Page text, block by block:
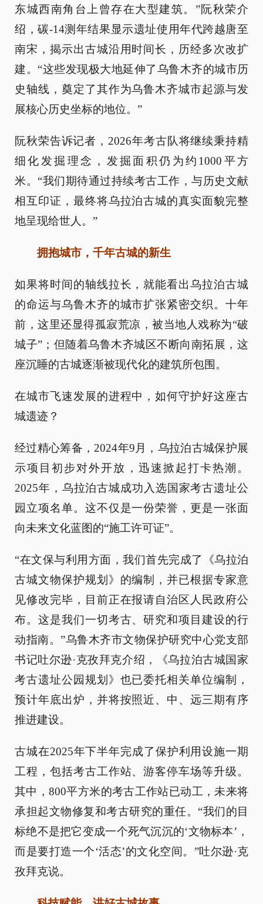
东城西南角台上曾存在大型建筑。”阮秋荣介
绍，碳-14测年结果显示遗址使用年代跨越唐至
南宋，揭示出古城沿用时间长，历经多次改扩
建。“这些发现极大地延伸了乌鲁木齐的城市历
史轴线，奠定了其作为乌鲁木齐城市起源与发
展核心历史坐标的地位。”
阮秋荣告诉记者，2026年考古队将继续秉持精
细化发掘理念，发掘面积仍为约1000平方
米。“我们期待通过持续考古工作，与历史文献
相互印证，最终将乌拉泊古城的真实面貌完整
地呈现给世人。”
拥抱城市，千年古城的新生
如果将时间的轴线拉长，就能看出乌拉泊古城
的命运与乌鲁木齐的城市扩张紧密交织。十年
前，这里还显得孤寂荒凉，被当地人戏称为“破
城子”；但随着乌鲁木齐城区不断向南拓展，这
座沉睡的古城逐渐被现代化的建筑所包围。
在城市飞速发展的进程中，如何守护好这座古
城遗迹？
经过精心筹备，2024年9月，乌拉泊古城保护展
示项目初步对外开放，迅速掀起打卡热潮。
2025年，乌拉泊古城成功入选国家考古遗址公
园立项名单。这不仅是一份荣誉，更是一张面
向未来文化蓝图的“施工许可证”。
“在文保与利用方面，我们首先完成了《乌拉泊
古城文物保护规划》的编制，并已根据专家意
见修改完毕，目前正在报请自治区人民政府公
布。这是我们一切考古、研究和项目建设的行
动指南。”乌鲁木齐市文物保护研究中心党支部
书记吐尔逊·克孜拜克介绍，《乌拉泊古城国家
考古遗址公园规划》也已委托相关单位编制，
预计年底出炉，并将按照近、中、远三期有序
推进建设。
古城在2025年下半年完成了保护利用设施一期
工程，包括考古工作站、游客停车场等升级。
其中，800平方米的考古工作站已动工，未来将
承担起文物修复和考古研究的重任。“我们的目
标绝不是把它变成一个死气沉沉的‘文物标本’，
而是要打造一个‘活态’的文化空间。”吐尔逊·克
孜拜克说。